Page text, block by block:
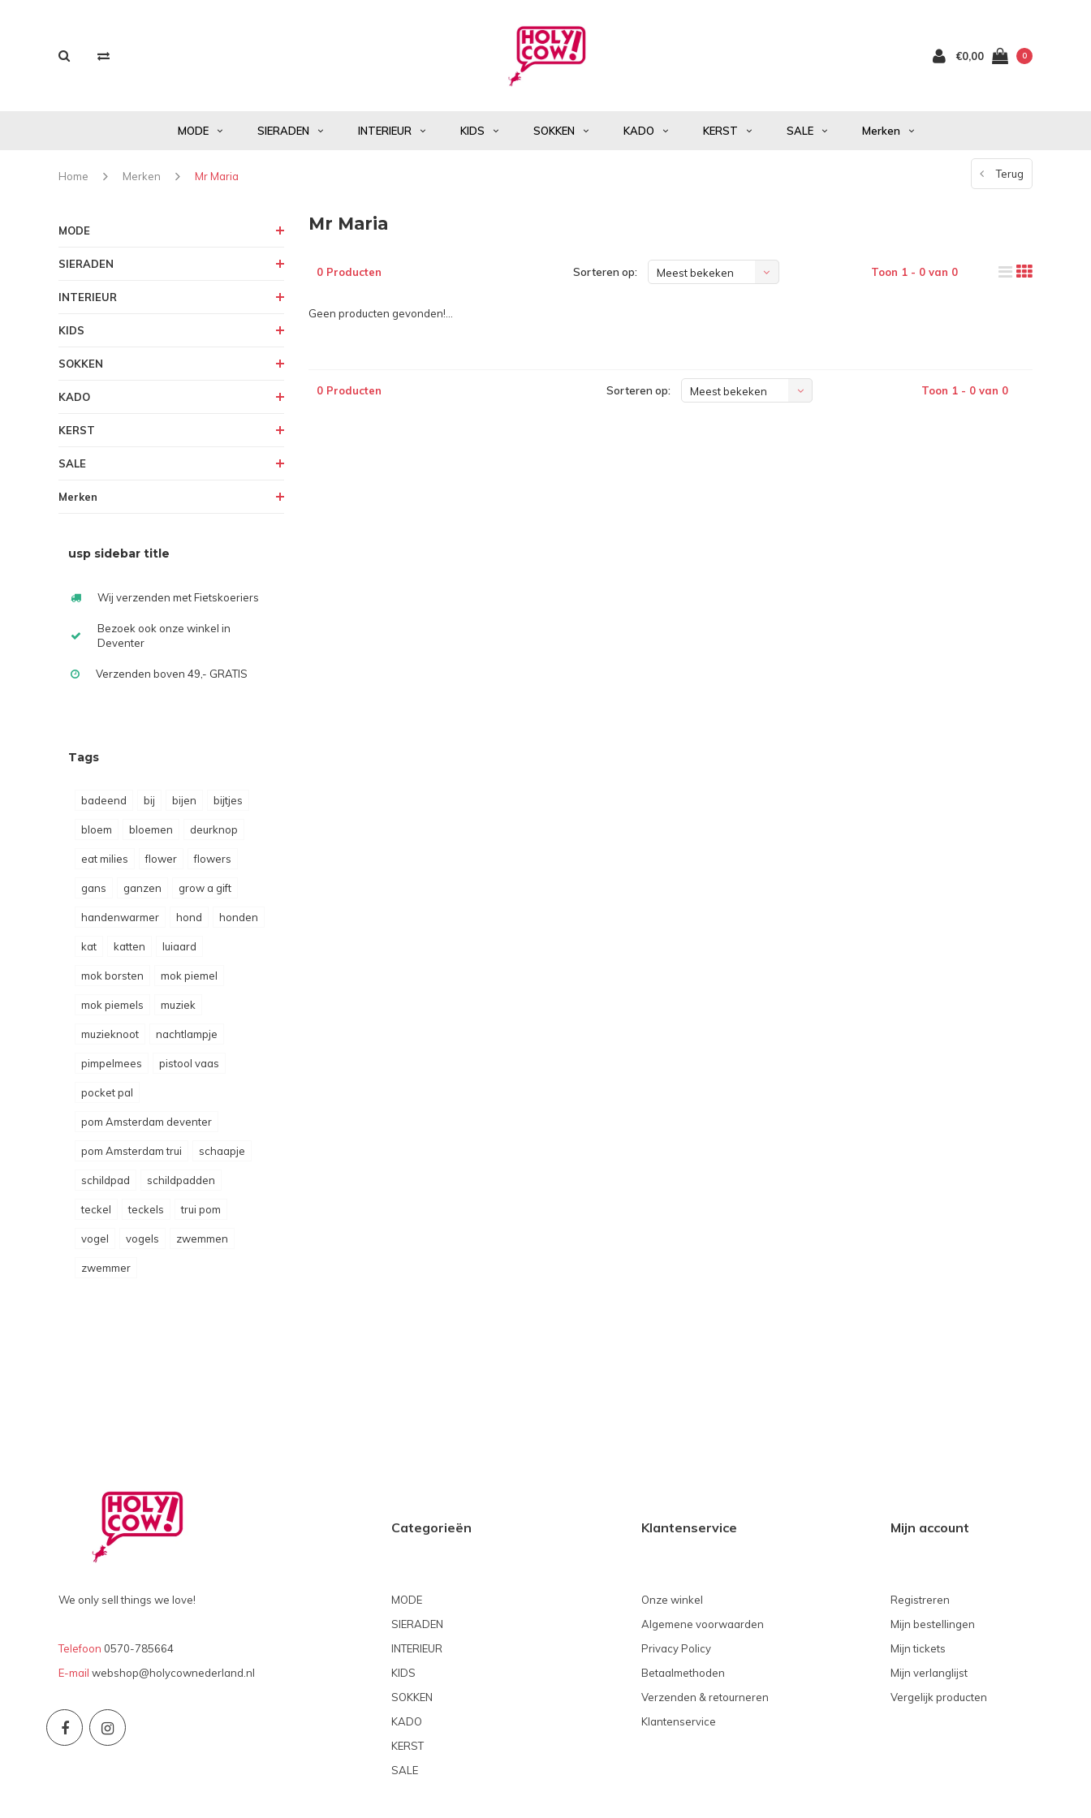
€0,00 0
MODE SIERADEN INTERIEUR KIDS SOKKEN KADO KERST SALE Merken
Home Merken Mr Maria Terug
MODE
SIERADEN
INTERIEUR
KIDS
SOKKEN
KADO
KERST
SALE
Merken
usp sidebar title
Wij verzenden met Fietskoeriers
Bezoek ook onze winkel in
Deventer
Verzenden boven 49,- GRATIS
Tags
badeend bij bijen bijtjes
bloem bloemen deurknop
eat milies flower flowers
gans ganzen grow a gift
handenwarmer hond honden
kat katten luiaard
mok borsten mok piemel
mok piemels muziek
muzieknoot nachtlampje
pimpelmees pistool vaas
pocket pal
pom Amsterdam deventer
pom Amsterdam trui schaapje
schildpad schildpadden
teckel teckels trui pom
vogel vogels zwemmen
zwemmer
Mr Maria
0 Producten Sorteren op: Meest bekeken Toon 1 - 0 van 0
Geen producten gevonden!...
0 Producten Sorteren op: Meest bekeken Toon 1 - 0 van 0
We only sell things we love!
Telefoon 0570-785664
E-mail webshop@holycownederland.nl
Categorieën
MODE
SIERADEN
INTERIEUR
KIDS
SOKKEN
KADO
KERST
SALE
Klantenservice
Onze winkel
Algemene voorwaarden
Privacy Policy
Betaalmethoden
Verzenden & retourneren
Klantenservice
Mijn account
Registreren
Mijn bestellingen
Mijn tickets
Mijn verlanglijst
Vergelijk producten